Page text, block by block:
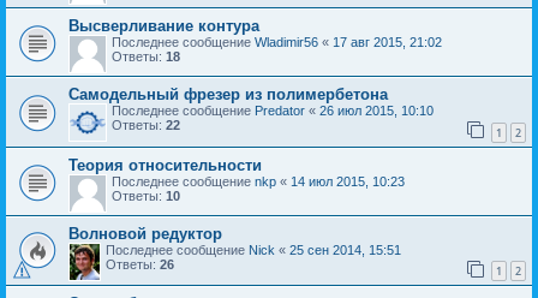
Высверливание контура
Последнее сообщение Wladimir56 « 17 авг 2015, 21:02
Ответы: 18
Самодельный фрезер из полимербетона
Последнее сообщение Predator « 26 июл 2015, 10:10
Ответы: 22 1 2
Теория относительности
Последнее сообщение nkp « 14 июл 2015, 10:23
Ответы: 10
Волновой редуктор
Последнее сообщение Nick « 25 сен 2014, 15:51
Ответы: 26 1 2